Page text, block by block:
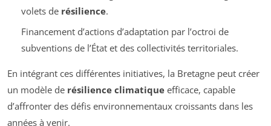
volets de résilience.
Financement d’actions d’adaptation par l’octroi de
subventions de l’État et des collectivités territoriales.
En intégrant ces différentes initiatives, la Bretagne peut créer
un modèle de résilience climatique efficace, capable
d’affronter des défis environnementaux croissants dans les
années à venir.